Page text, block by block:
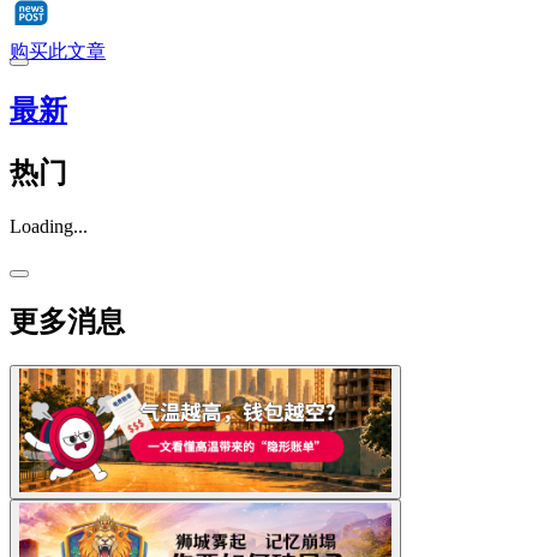
购买此文章
最新
热门
Loading...
更多消息